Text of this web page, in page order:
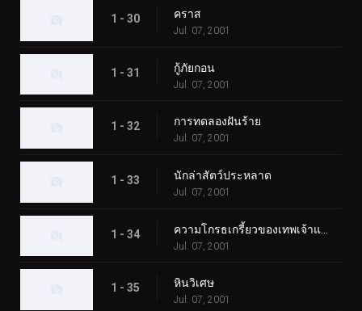
1 - 30 คราส
Jul. 07, 2001
1 - 31 กู้ภัยกอน
Jul. 07, 2001
1 - 32 การทดลองฝันร้าย
Jul. 07, 2001
1 - 33 นักล่าสัตว์ประหลาด
Jul. 07, 2001
1 - 34
Jul. 07, 2001
1 - 35 หินวิเศษ
Jul. 07, 2001